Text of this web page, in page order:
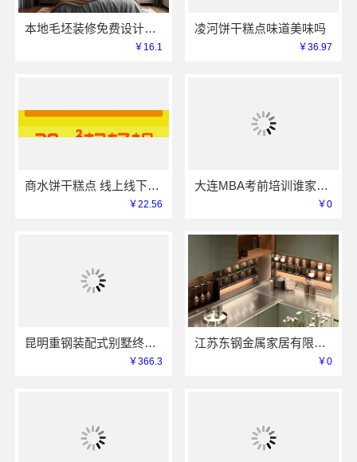
本地毛坯装修免费设计环保信赖浙江臻美新型建材有限公司
￥16.1
凌河饼干糕点味道美味吗
￥36.97
商水饼干糕点 线上线下同价服务模式
￥22.56
大连MBA考前培训谁家专业 社科赛斯考研服务人才伴您成长
￥0
昆明重钢装配式别墅终身维保，云南晟构建筑建材有限公司维保
￥366.3
江苏东钢金属家居有限公司厨餐厅新中式定制多少钱
￥0